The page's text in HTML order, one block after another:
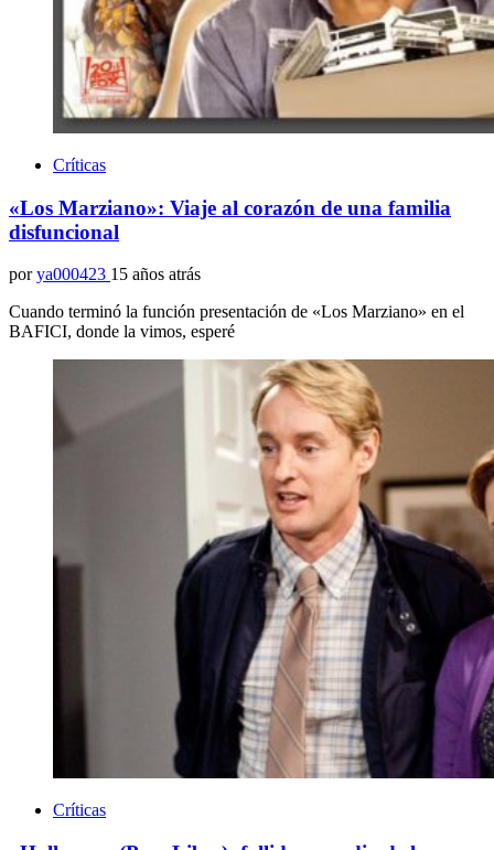
Críticas
«Los Marziano»: Viaje al corazón de una familia
disfuncional
por ya000423 15 años atrás
Cuando terminó la función presentación de «Los Marziano» en el
BAFICI, donde la vimos, esperé
Críticas